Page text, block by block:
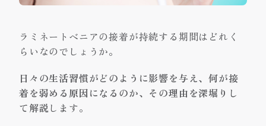
ラミネートベニアの接着が持続する期間はどれく
らいなのでしょうか。
日々の生活習慣がどのように影響を与え、何が接
着を弱める原因になるのか、その理由を深堀りし
て解説します。